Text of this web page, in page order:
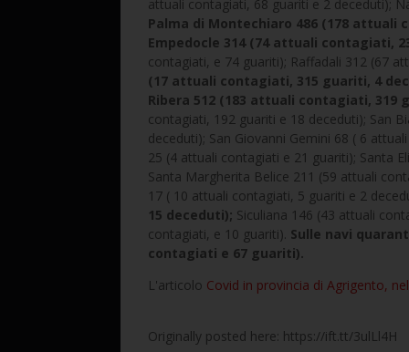
attuali contagiati, 68 guariti e 2 deceduti);
Palma di Montechiaro 486 (178 attuali
Empedocle 314 (74 attuali contagiati,
contagiati, e 74 guariti); Raffadali 312 (67
(17 attuali contagiati, 315 guariti, 4
Ribera 512 (183 attuali contagiati, 319
contagiati, 192 guariti e 18 deceduti); San
deceduti); San Giovanni Gemini 68 ( 6
25 (4 attuali contagiati e 21 guariti); Santa
Santa Margherita Belice 211 (59 attuali
17 ( 10 attuali contagiati, 5 guariti e 2
15 deceduti); Siculiana 146 (43 attuali
contagiati, e 10 guariti). Sulle navi
contagiati e 67 guariti).
L'articolo Covid in provincia di Agrigento,
Originally posted here: https://ift.tt/3ulLl4H